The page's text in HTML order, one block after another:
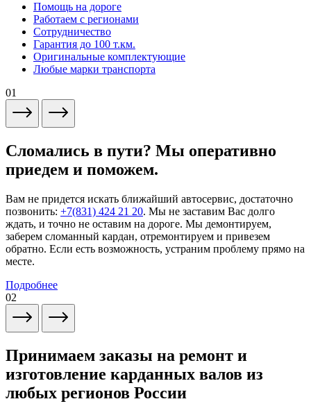
Помощь на дороге
Работаем с регионами
Сотрудничество
Гарантия до 100 т.км.
Оригинальные комплектующие
Любые марки транспорта
01
Сломались в пути? Мы оперативно
приедем и поможем.
Вам не придется искать ближайший автосервис, достаточно
позвонить: +7(831) 424 21 20. Мы не заставим Вас долго
ждать, и точно не оставим на дороге. Мы демонтируем,
заберем сломанный кардан, отремонтируем и привезем
обратно. Если есть возможность, устраним проблему прямо на
месте.
Подробнее
02
Принимаем заказы на ремонт и
изготовление карданных валов из
любых регионов России